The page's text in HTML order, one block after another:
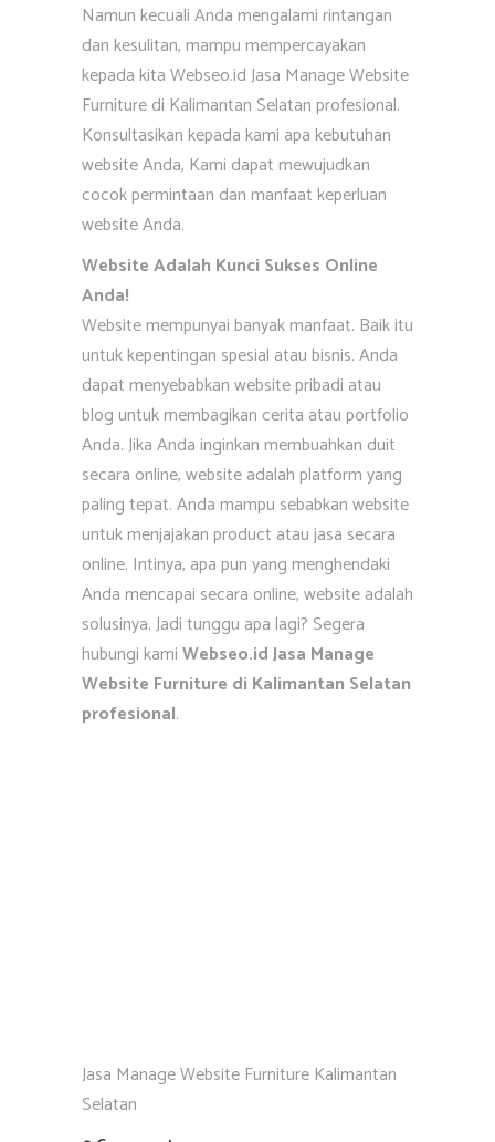
Namun kecuali Anda mengalami rintangan
dan kesulitan, mampu mempercayakan
kepada kita Webseo.id Jasa Manage Website
Furniture di Kalimantan Selatan profesional.
Konsultasikan kepada kami apa kebutuhan
website Anda, Kami dapat mewujudkan
cocok permintaan dan manfaat keperluan
website Anda.
Website Adalah Kunci Sukses Online
Anda!
Website mempunyai banyak manfaat. Baik itu
untuk kepentingan spesial atau bisnis. Anda
dapat menyebabkan website pribadi atau
blog untuk membagikan cerita atau portfolio
Anda. Jika Anda inginkan membuahkan duit
secara online, website adalah platform yang
paling tepat. Anda mampu sebabkan website
untuk menjajakan product atau jasa secara
online. Intinya, apa pun yang menghendaki
Anda mencapai secara online, website adalah
solusinya. Jadi tunggu apa lagi? Segera
hubungi kamiWebseo.id Jasa Manage
Website Furniture di Kalimantan Selatan
profesional.
Jasa Manage Website Furniture Kalimantan
Selatan